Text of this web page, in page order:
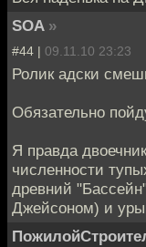
SOA »
#44 | 09.11.10 23:23
Ролик адски
Обязательно
Я правда
численности
древний
Джейсоном) и